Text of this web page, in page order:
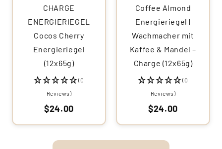
CHARGE
ENERGIERIEGEL
Cocos Cherry
Energieriegel
(12x65g)
(0
Reviews)
$24.00
Coffee Almond
Energieriegel |
Wachmacher mit
Kaffee & Mandel –
Charge (12x65g)
(0
Reviews)
$24.00